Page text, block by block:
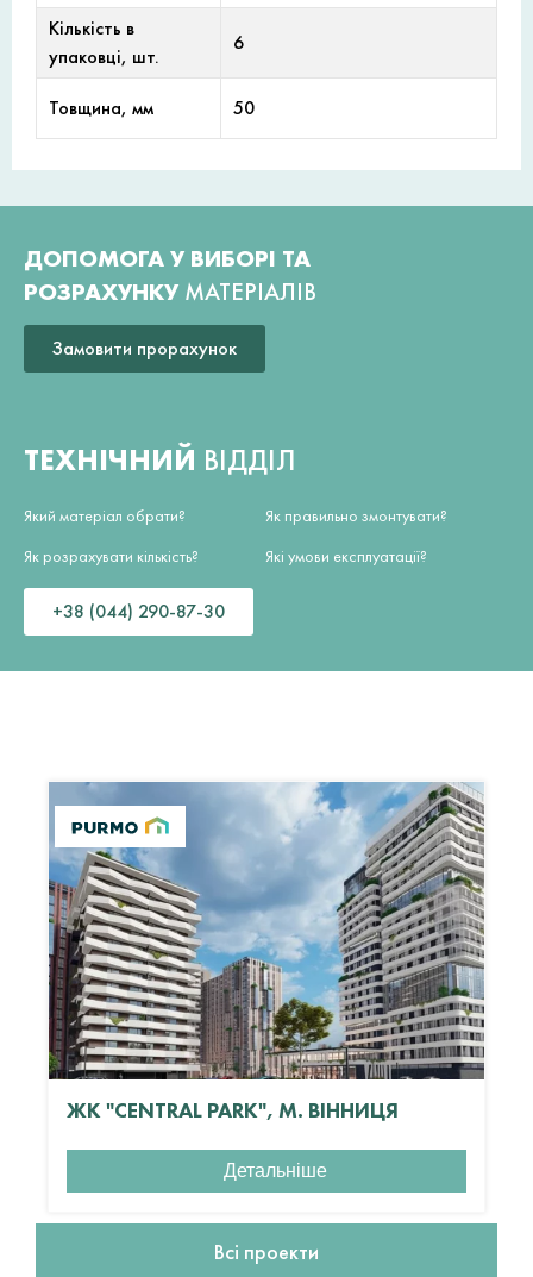
Кількість в
упаковці, шт.
6
Товщина, мм 50
ДОПОМОГА У ВИБОРІ ТА
РОЗРАХУНКУ МАТЕРІАЛІВ
Замовити прорахунок
ТЕХНІЧНИЙ ВІДДІЛ
Який матеріал обрати?
Як розрахувати кількість?
Як правильно змонтувати?
Які умови експлуатації?
+38 (044) 290-87-30
ЖК "CENTRAL PARK", М. ВІННИЦЯ
Детальніше
Всі проекти